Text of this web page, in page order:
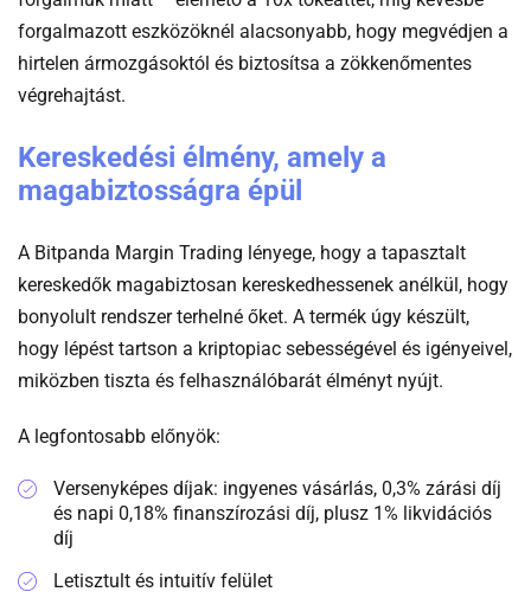
forgalmazott eszközöknél alacsonyabb, hogy megvédjen a
hirtelen ármozgásoktól és biztosítsa a zökkenőmentes
végrehajtást.
Kereskedési élmény, amely a
magabiztosságra épül
A Bitpanda Margin Trading lényege, hogy a tapasztalt
kereskedők magabiztosan kereskedhessenek anélkül, hogy
bonyolult rendszer terhelné őket. A termék úgy készült,
hogy lépést tartson a kriptopiac sebességével és igényeivel,
miközben tiszta és felhasználóbarát élményt nyújt.
A legfontosabb előnyök:
Versenyképes díjak: ingyenes vásárlás, 0,3% zárási díj
és napi 0,18% finanszírozási díj, plusz 1% likvidációs
díj
Letisztult és intuitív felület